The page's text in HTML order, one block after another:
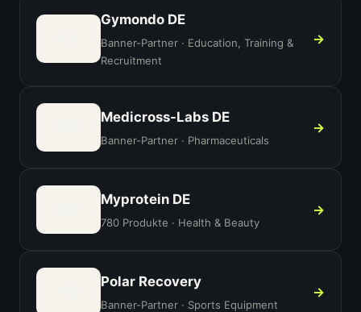
Gymondo DE
Banner-Partner · Education, Training &
Recruitment
→
Medicross-Labs DE
Banner-Partner · Pharmaceuticals
→
Myprotein DE
780 Produkte · Health & Beauty
→
Polar Recovery
Banner-Partner · Sports Equipment
→